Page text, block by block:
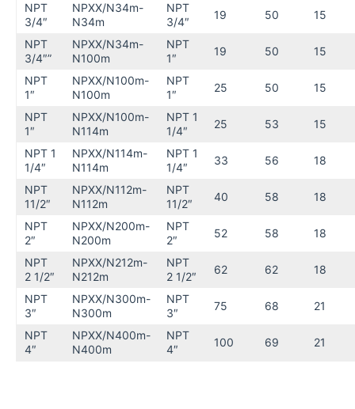
NPT
3/4″
NPXX/N34m-
N34m
NPT
3/4″
19 50 15
NPT
3/4″”
NPXX/N34m-
N100m
NPT
1″
19 50 15
NPT
1″
NPXX/N100m-
N100m
NPT
1″
25 50 15
NPT
1″
NPXX/N100m-
N114m
NPT 1
1/4″
25 53 15
NPT 1
1/4″
NPXX/N114m-
N114m
NPT 1
1/4″
33 56 18
NPT
11/2″
NPXX/N112m-
N112m
NPT
11/2″
40 58 18
NPT
2″
NPXX/N200m-
N200m
NPT
2″
52 58 18
NPT
2 1/2″
NPXX/N212m-
N212m
NPT
2 1/2″
62 62 18
NPT
3″
NPXX/N300m-
N300m
NPT
3″
75 68 21
NPT
4″
NPXX/N400m-
N400m
NPT
4″
100 69 21